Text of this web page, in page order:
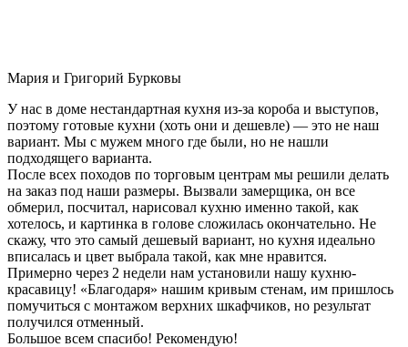
Мария и Григорий Бурковы
У нас в доме нестандартная кухня из-за короба и выступов,
поэтому готовые кухни (хоть они и дешевле) — это не наш
вариант. Мы с мужем много где были, но не нашли
подходящего варианта.
После всех походов по торговым центрам мы решили делать
на заказ под наши размеры. Вызвали замерщика, он все
обмерил, посчитал, нарисовал кухню именно такой, как
хотелось, и картинка в голове сложилась окончательно. Не
скажу, что это самый дешевый вариант, но кухня идеально
вписалась и цвет выбрала такой, как мне нравится.
Примерно через 2 недели нам установили нашу кухню-
красавицу! «Благодаря» нашим кривым стенам, им пришлось
помучиться с монтажом верхних шкафчиков, но результат
получился отменный.
Большое всем спасибо! Рекомендую!